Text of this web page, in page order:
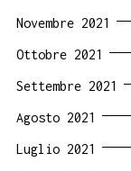
Novembre 2021
Ottobre 2021
Settembre 2021
Agosto 2021
Luglio 2021